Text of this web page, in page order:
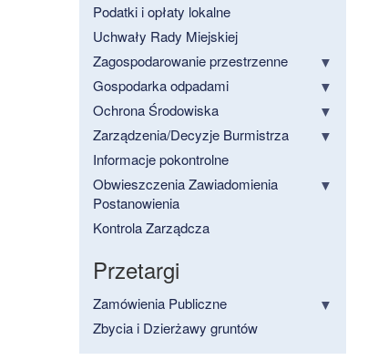
Podatki i opłaty lokalne
Uchwały Rady Miejskiej
Zagospodarowanie przestrzenne
Gospodarka odpadami
Ochrona Środowiska
Zarządzenia/Decyzje Burmistrza
Informacje pokontrolne
Obwieszczenia Zawiadomienia
Postanowienia
Kontrola Zarządcza
Przetargi
Zamówienia Publiczne
Zbycia i Dzierżawy gruntów